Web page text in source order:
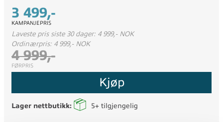
3 499,-
KAMPANJEPRIS
Laveste pris siste 30 dager: 4 999,- NOK
Ordinærpris: 4 999,- NOK
4 999,-
FØRPRIS
Kjøp
Lager nettbutikk: 5+ tilgjengelig